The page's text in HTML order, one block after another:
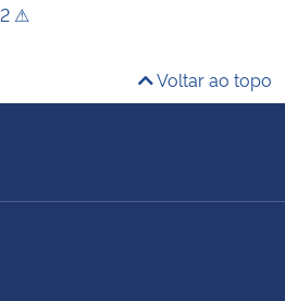
2 ⚠
Voltar ao topo